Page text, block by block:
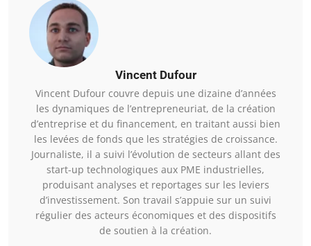
Vincent Dufour
Vincent Dufour couvre depuis une dizaine d’années
les dynamiques de l’entrepreneuriat, de la création
d’entreprise et du financement, en traitant aussi bien
les levées de fonds que les stratégies de croissance.
Journaliste, il a suivi l’évolution de secteurs allant des
start-up technologiques aux PME industrielles,
produisant analyses et reportages sur les leviers
d’investissement. Son travail s’appuie sur un suivi
régulier des acteurs économiques et des dispositifs
de soutien à la création.